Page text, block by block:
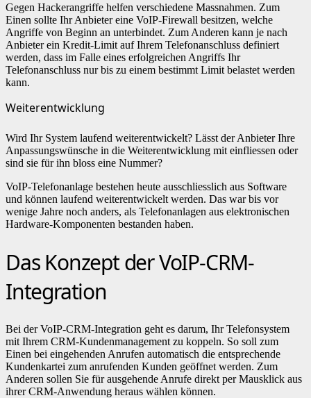
Gegen Hackerangriffe helfen verschiedene Massnahmen. Zum
Einen sollte Ihr Anbieter eine VoIP-Firewall besitzen, welche
Angriffe von Beginn an unterbindet. Zum Anderen kann je nach
Anbieter ein Kredit-Limit auf Ihrem Telefonanschluss definiert
werden, dass im Falle eines erfolgreichen Angriffs Ihr
Telefonanschluss nur bis zu einem bestimmt Limit belastet werden
kann.
Weiterentwicklung
Wird Ihr System laufend weiterentwickelt? Lässt der Anbieter Ihre
Anpassungswünsche in die Weiterentwicklung mit einfliessen oder
sind sie für ihn bloss eine Nummer?
VoIP-Telefonanlage bestehen heute ausschliesslich aus Software
und können laufend weiterentwickelt werden. Das war bis vor
wenige Jahre noch anders, als Telefonanlagen aus elektronischen
Hardware-Komponenten bestanden haben.
Das Konzept der VoIP-CRM-
Integration
Bei der VoIP-CRM-Integration geht es darum, Ihr Telefonsystem
mit Ihrem CRM-Kundenmanagement zu koppeln. So soll zum
Einen bei eingehenden Anrufen automatisch die entsprechende
Kundenkartei zum anrufenden Kunden geöffnet werden. Zum
Anderen sollen Sie für ausgehende Anrufe direkt per Mausklick aus
ihrer CRM-Anwendung heraus wählen können.